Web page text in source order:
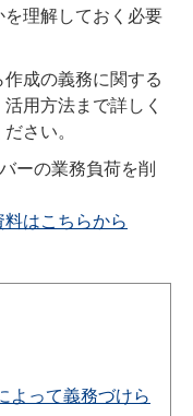
理解しておく必要
成の義務に関する
用方法まで詳しく
さい。
ーの業務負荷を削
料はこちらから
よって義務づけら